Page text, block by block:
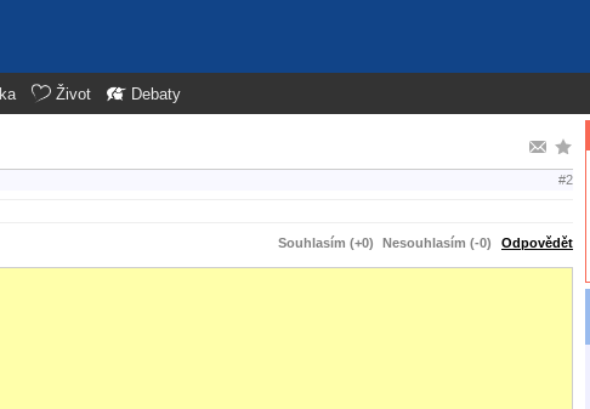
Život Debaty
#2
Souhlasím (+0) Nesouhlasím (-0) Odpovědět